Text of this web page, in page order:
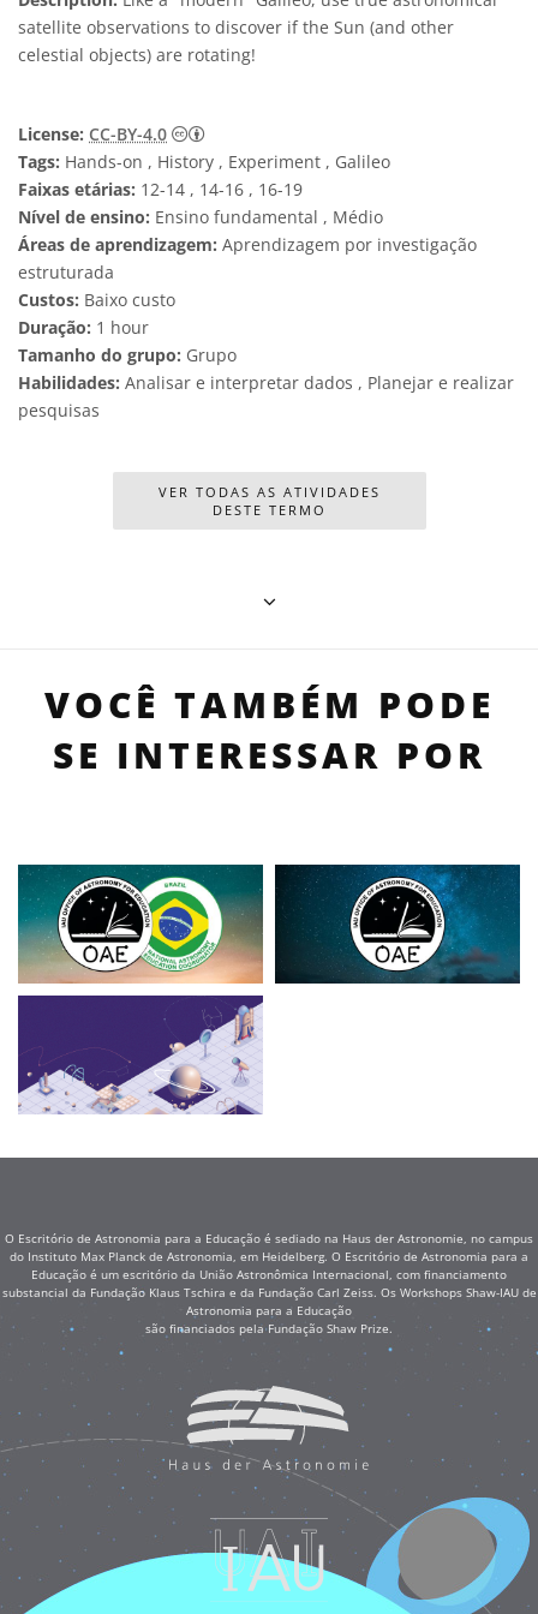
satellite observations to discover if the Sun (and other
celestial objects) are rotating!
License: CC-BY-4.0
Creative Commons Attribution 4.0
Tags: Hands-on , History , Experiment , Galileo
Faixas etárias: 12-14 , 14-16 , 16-19
Nível de ensino: Ensino fundamental , Médio
Áreas de aprendizagem: Aprendizagem por investigação
estruturada
Custos: Baixo custo
Duração: 1 hour
Tamanho do grupo: Grupo
Habilidades: Analisar e interpretar dados , Planejar e realizar
pesquisas
VER TODAS AS ATIVIDADES
DESTE TERMO
VOCÊ TAMBÉM PODE
SE INTERESSAR POR
O Escritório de Astronomia para a Educação é sediado na Haus der Astronomie, no campus
do Instituto Max Planck de Astronomia, em Heidelberg. O Escritório de Astronomia para a
Educação é um escritório da União Astronômica Internacional, com financiamento
substancial da Fundação Klaus Tschira e da Fundação Carl Zeiss. Os Workshops Shaw-IAU de
Astronomia para a Educação
são financiados pela Fundação Shaw Prize.